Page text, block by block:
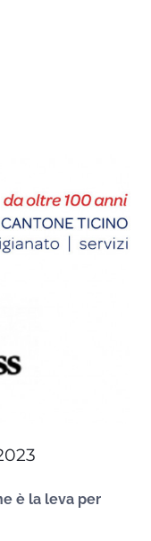
è la leva per